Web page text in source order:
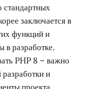
стандартных
заключается в
функций и
в разработке.
PHP 8 – важно
и